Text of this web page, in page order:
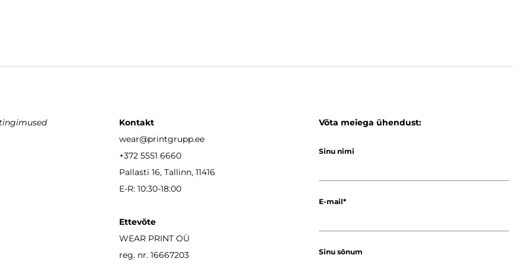
Kontakt
wear@printgrupp.ee
+372 5551 6660
Pallasti 16, Tallinn, 11416
E-R: 10:30-18:00
Ettevõte
WEAR PRINT OÜ
reg. nr. 16667203
Võta meiega ühendust:
Sinu nimi
E-mail
Sinu sõnum